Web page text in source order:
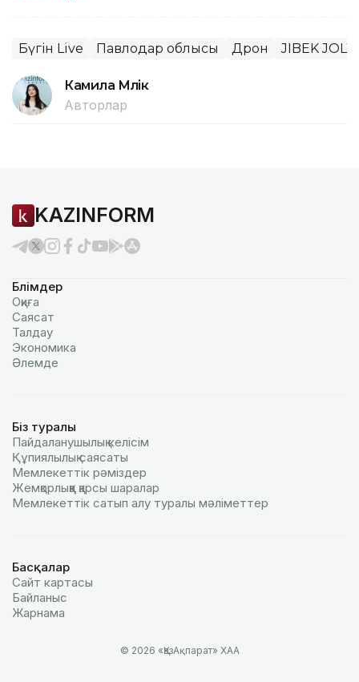
Бүгін Live Павлодар облысы Дрон JIBEK JOLY
Камила Мүлік
Авторлар
KAZINFORM
Бөлімдер
Оқиға
Саясат
Талдау
Экономика
Әлемде
Біз туралы
Пайдаланушылық келiciм
Құпиялылық саясаты
Мемлекеттік рәміздер
Жемқорлыққа қарсы шаралар
Мемлекеттік сатып алу туралы мәлiметтер
Басқалар
Сайт картасы
Байланыс
Жарнама
© 2026 «ҚазАқпарат» ХАА